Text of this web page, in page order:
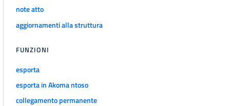
NORME IN MATERIA DI GESTIONE DEI RIFIUTI E DI BONIFICA DEI SITI
177
178
178 bis
note atto
aggiornamenti alla struttura
FUNZIONI
esporta
esporta in Akoma ntoso
collegamento permanente